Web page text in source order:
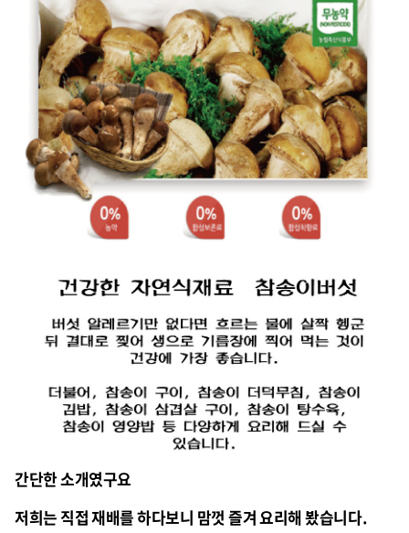
간단한 소개였구요
저희는 직접 재배를 하다보니 맘껏 즐겨 요리해 봤습니다.